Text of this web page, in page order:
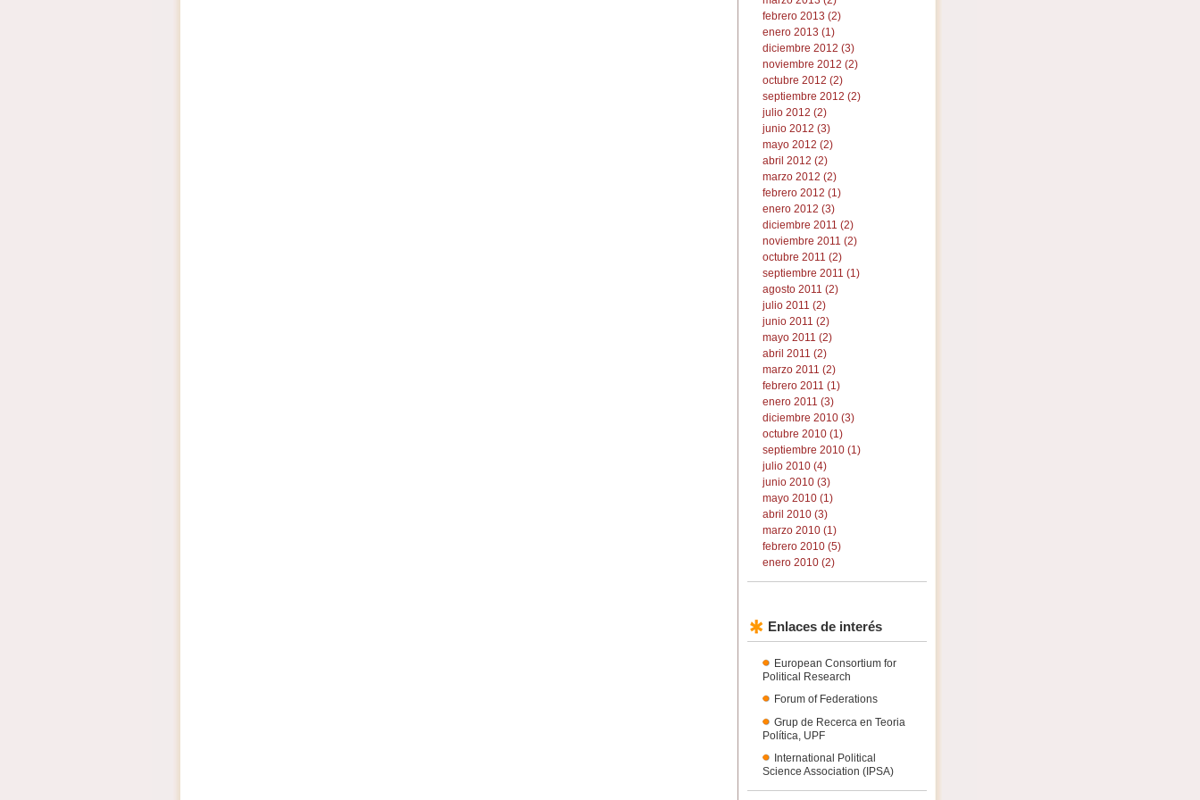
febrero 2013 (2)
enero 2013 (1)
diciembre 2012 (3)
noviembre 2012 (2)
octubre 2012 (2)
septiembre 2012 (2)
julio 2012 (2)
junio 2012 (3)
mayo 2012 (2)
abril 2012 (2)
marzo 2012 (2)
febrero 2012 (1)
enero 2012 (3)
diciembre 2011 (2)
noviembre 2011 (2)
octubre 2011 (2)
septiembre 2011 (1)
agosto 2011 (2)
julio 2011 (2)
junio 2011 (2)
mayo 2011 (2)
abril 2011 (2)
marzo 2011 (2)
febrero 2011 (1)
enero 2011 (3)
diciembre 2010 (3)
octubre 2010 (1)
septiembre 2010 (1)
julio 2010 (4)
junio 2010 (3)
mayo 2010 (1)
abril 2010 (3)
marzo 2010 (1)
febrero 2010 (5)
enero 2010 (2)
Enlaces de interés
European Consortium for
Political Research
Forum of Federations
Grup de Recerca en Teoria
Política, UPF
International Political
Science Association (IPSA)